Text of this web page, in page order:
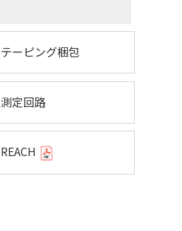
テーピング梱包
測定回路
REACH